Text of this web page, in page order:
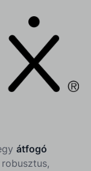
átfogó